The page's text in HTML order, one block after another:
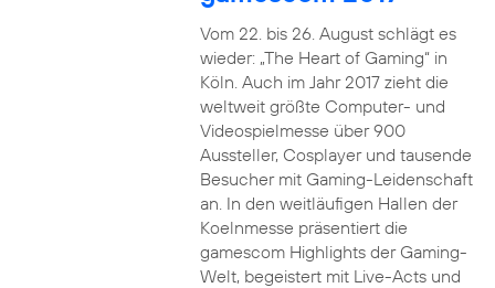
Vom 22. bis 26. August schlägt es
wieder: „The Heart of Gaming“ in
Köln. Auch im Jahr 2017 zieht die
weltweit größte Computer- und
Videospielmesse über 900
Aussteller, Cosplayer und tausende
Besucher mit Gaming-Leidenschaft
an. In den weitläufigen Hallen der
Koelnmesse präsentiert die
gamescom Highlights der Gaming-
Welt, begeistert mit Live-Acts und